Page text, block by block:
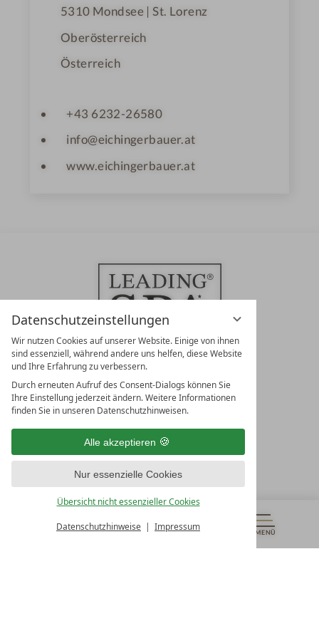
Datenschutzeinstellungen
Wir nutzen Cookies auf unserer Website. Einige von ihnen
sind essenziell, während andere uns helfen, diese Website
und Ihre Erfahrung zu verbessern.
Durch erneuten Aufruf des Consent-Dialogs können Sie
Ihre Einstellung jederzeit ändern. Weitere Informationen
finden Sie in unseren Datenschutzhinweisen.
Alle akzeptieren
Nur essenzielle Cookies
Übersicht nicht essenzieller Cookies
Datenschutzhinweise Impressum
MENÜ
GUTSCHEINE & MEHR ALLE RESORTS
5310 Mondsee | St. Lorenz
Oberösterreich
Österreich
+43 6232-26580
info@eichingerbauer.at
www.eichingerbauer.at
LEADING SPA RESORTS
10. Oktober Str. 17/Top 1
Österreich
T +43 4242 22077
UNSERE ÖFFNUNGSZEITEN